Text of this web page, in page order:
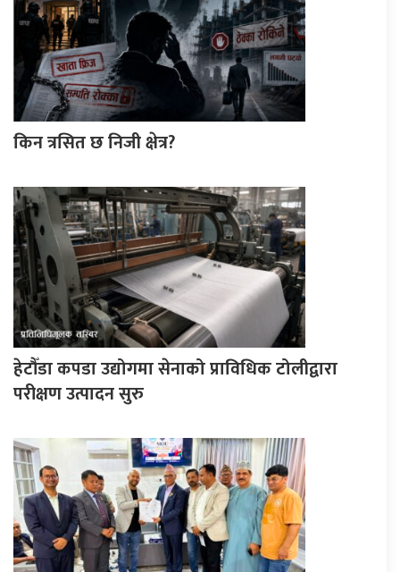
किन त्रसित छ निजी क्षेत्र?
हेटौँडा कपडा उद्योगमा सेनाको प्राविधिक टोलीद्वारा
परीक्षण उत्पादन सुरु